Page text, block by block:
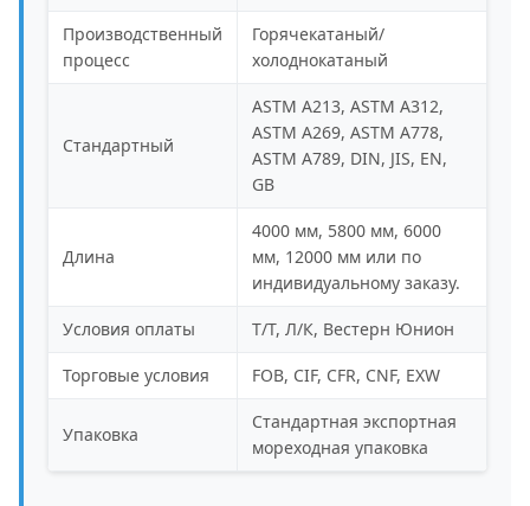
Производственный
процесс
Горячекатаный/
холоднокатаный
Стандартный
ASTM A213, ASTM A312,
ASTM A269, ASTM A778,
ASTM A789, DIN, JIS, EN,
GB
Длина
4000 мм, 5800 мм, 6000
мм, 12000 мм или по
индивидуальному заказу.
Условия оплаты Т/Т, Л/К, Вестерн Юнион
Торговые условия FOB, CIF, CFR, CNF, EXW
Упаковка
Стандартная экспортная
мореходная упаковка